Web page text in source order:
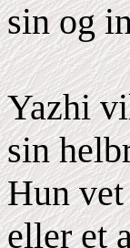
sin og
Yazhi
sin
Hun
eller et